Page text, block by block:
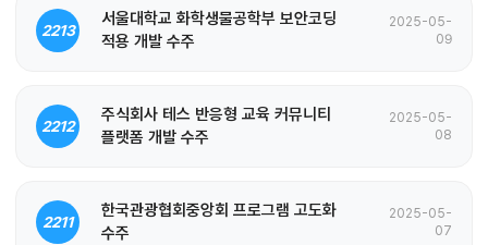
2213
서울대학교 화학생물공학부 보안코딩
적용 개발 수주
2025-05-
09
2212
주식회사 테스 반응형 교육 커뮤니티
플랫폼 개발 수주
2025-05-
08
2211
한국관광협회중앙회 프로그램 고도화
수주
2025-05-
07